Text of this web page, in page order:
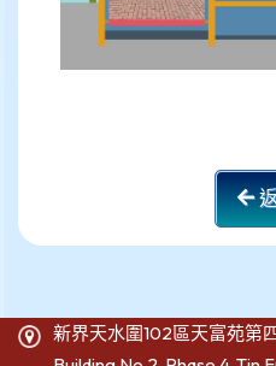
新界天水圍102區天富苑第